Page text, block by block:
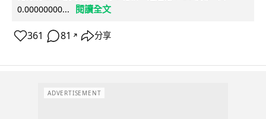
0.00000000...
閱讀全文
361 81 ↗ 分享
ADVERTISEMENT